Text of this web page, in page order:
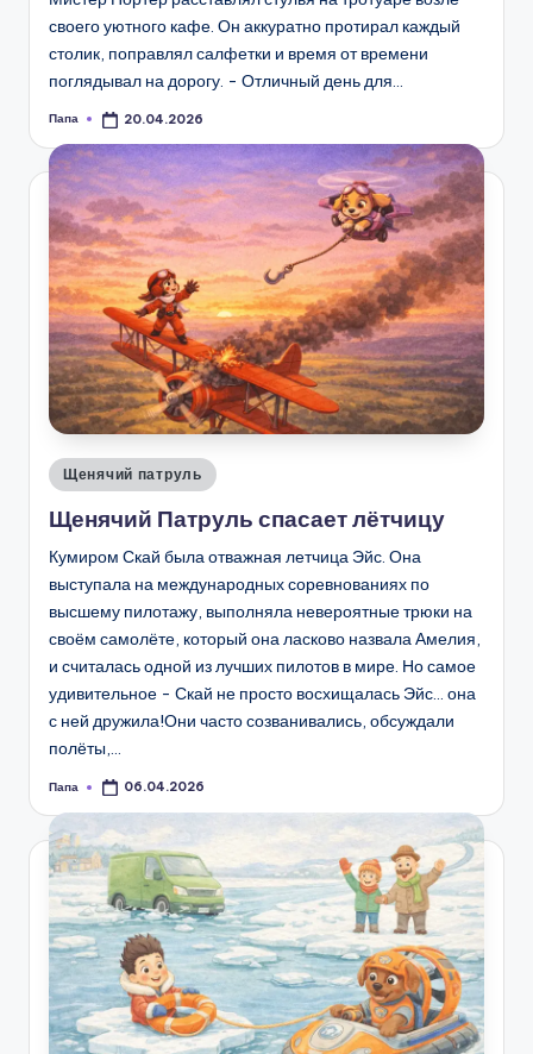
своего уютного кафе. Он аккуратно протирал каждый
столик, поправлял салфетки и время от времени
поглядывал на дорогу. - Отличный день для…
Запись
Папа 20.04.2026
Опубликовано
Щенячий патруль
Щенячий Патруль спасает лётчицу
Кумиром Скай была отважная летчица Эйс. Она
выступала на международных соревнованиях по
высшему пилотажу, выполняла невероятные трюки на
своём самолёте, который она ласково назвала Амелия,
и считалась одной из лучших пилотов в мире. Но самое
удивительное - Скай не просто восхищалась Эйс… она
с ней дружила!Они часто созванивались, обсуждали
полёты,…
Запись
Папа 06.04.2026